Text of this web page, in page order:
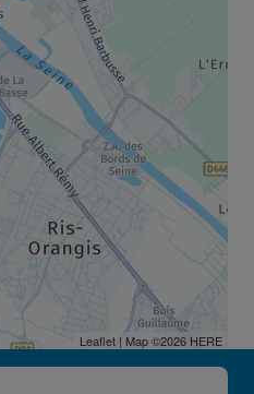
Leaflet| Map ©2026 HERE